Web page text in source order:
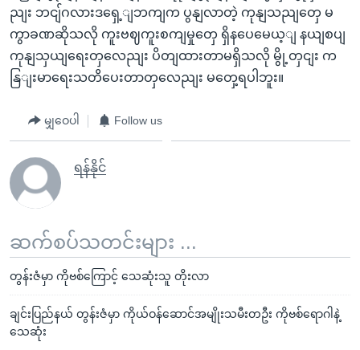
ညျး ဘငျ်ဂလားဒရှေ့ျဘကျက ပွနျလာတဲ့ ကုနျသညျတှေ မ
ကွာခဏဆိုသလို ကူးဗဈကူးစကျမှုတှေ ရှိနပေမေယ့ျ နယျစပျ
ကုနျသှယျရေးတှလေညျး ပိတျထားတာမရှိသလို မွို့တှငျး က
နြျးမာရေးသတိပေးတာတှလေညျး မတှေ့ရပါဘူး။
မျှဝေပါ Follow us
ရန်နိုင်
ဆက်စပ်သတင်းများ ...
တွန်းဇံမှာ ကိုဗစ်ကြောင့် သေဆုံးသူ တိုးလာ
ချင်းပြည်နယ် တွန်းဇံမှာ ကိုယ်ဝန်ဆောင်အမျိုးသမီးတဦး ကိုဗစ်ရောဂါနဲ့
သေဆုံး